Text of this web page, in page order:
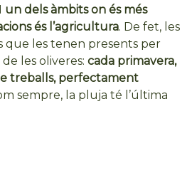
un dels àmbits on és més
és l’agricultura. De fet, les
que les tenen presents per
les oliveres: cada primavera,
treballs, perfectament
sempre, la pluja té l’última